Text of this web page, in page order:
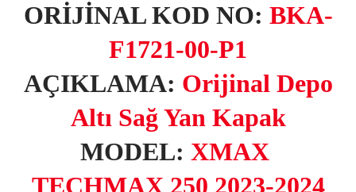
ORİJİNAL KOD NO: BKA-
F1721-00-P1
AÇIKLAMA: Orijinal Depo
Altı Sağ Yan Kapak
MODEL: XMAX
TECHMAX 250 2023-2024